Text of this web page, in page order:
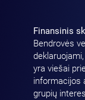
Finansinis
Bendrovės
yra viešai
informacijos
grupių